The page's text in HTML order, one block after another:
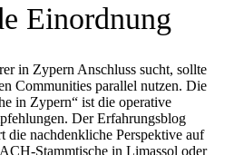
Einordnung
in Zypern Anschluss sucht, sollte
Communities parallel nutzen. Die
in Zypern“ ist die operative
Der Erfahrungsblog
die nachdenkliche Perspektive auf
Stammtische in Limassol oder